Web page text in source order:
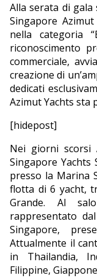
Alla serata di gala
Singapore
nella categoria
riconoscimento
commerciale,
creazione di
dedicati
Azimut Yachts sta
[hidepost]
Nei giorni scorsi
Singapore Yachts
presso la Marina
flotta di 6 yacht,
Grande. Al
rappresentato
Singapore,
Attualmente il
in Thailandia,
Filippine,